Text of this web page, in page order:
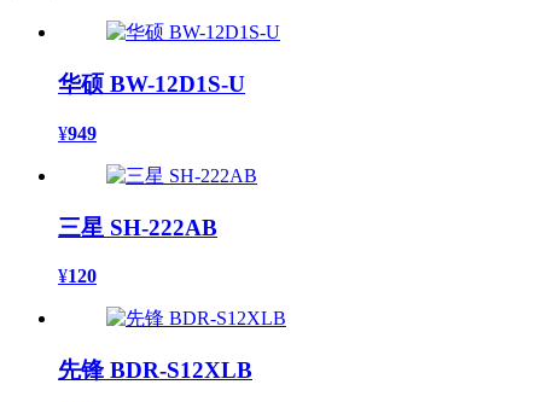
华硕 BW-12D1S-U
¥949
三星 SH-222AB
¥120
先锋 BDR-S12XLB